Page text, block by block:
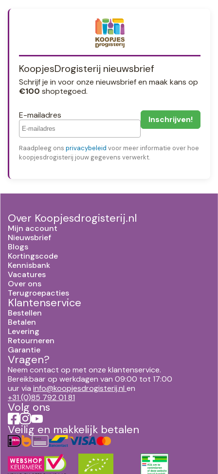
KoopjesDrogisterij nieuwsbrief
Schrijf je in voor onze nieuwsbrief en maak kans op
€100 shoptegoed.
E-mailadres
Raadpleeg ons privacybeleid voor meer informatie over hoe
koopjesdrogisterij jouw gegevens verwerkt.
Over Koopjesdrogisterij.nl
Mijn account
Nieuwsbrief
Blogs
Kortingscode
Kennisbank
Vacatures
Over ons
Terugroepacties
Klantenservice
Bestellen
Betalen
Levering
Retourneren
Garantie
Vragen?
Neem contact op met onze klantenservice.
Bereikbaar op werkdagen van 09:00 tot 17:00
uur via info@koopjesdrogisterij.nl en
+31 (0)85 792 01 81
Volg ons
Veilig en makkelijk betalen